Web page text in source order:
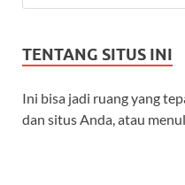
TENTANG SITUS INI
Ini bisa jadi ruang yang
dan situs Anda, atau